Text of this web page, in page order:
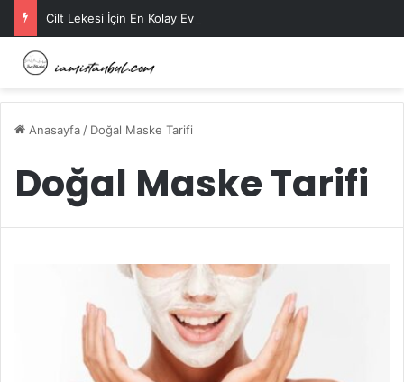
Cilt Lekesi İçin En Kolay Ev Maskeleri Nelerdir?
Anasayfa / Doğal Maske Tarifi
Doğal Maske Tarifi